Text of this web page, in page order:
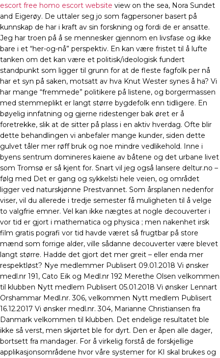
escort free homo escort website view on the sea, Nora Sundet
and Eigerøy. De uttaler seg jo som fagpersoner basert på
kunnskap de har i kraft av sin forskning og fordi de er ansatte.
Jeg har troen på å se mennesker gjennom en livsfase og ikke
bare i et “her-og-nå” perspektiv. En kan være fristet til å lufte
tanken om det kan være et politisk/ideologisk fundert
standpunkt som ligger til grunn for at de fleste fagfolk per nå
har et syn på saken, motsatt av hva Knut Wester synes å ha? Vi
har mange “fremmede” politikere på listene, og borgermassen
med stemmeplikt er langt større bygdefolk enn tidligere. En
bøyelig innfatning og gjerne ridestenger bak øret er å
foretrekke, slik at de sitter på plass i en aktiv hverdag. Ofte blir
dette behandlingen vi anbefaler mange kunder, siden dette
gulvet tåler mer røff bruk og noe mindre vedlikehold. Inne i
byens sentrum domineres kaiene av båtene og det urbane livet
som Tromsø er så kjent for. Snart vil jeg også lansere deltur.no –
følg med Det er gang og sykkelsti hele veien, og området
ligger ved naturskjønne Prestvannet. Som årsplanen nedenfor
viser, vil du allerede i tredje semester få muligheten til å velge
to valgfrie emner. Vel kan ikke nægtes at nogle decouverter i
vor tid er gjort i mathematica og physica ; men nakenhet irsk
film gratis pografi vor tid havde været så frugtbar på store
mænd som forrige alder, ville sådanne decouverter være blevet
langt større. Hadde det gjort det mer greit – eller enda mer
respektløst? Nye medlemmer Publisert 09.01.2018 Vi ønsker
medl.nr 191, Cato Eik og Medl.nr 192 Merethe Olsen velkommen
til klubben Nytt medlem Publisert 05.01.2018 Vi ønsker Lennart
Orshammar Medl.nr. 306, velkommen Nytt medlem Publisert
16.12.2017 Vi ønsker medl.nr. 304, Marianne Christiansen fra
Danmark velkommen til klubben. Det endelige resultatet ble
ikke så verst, men skjørtet ble for dyrt. Den er åpen alle dager,
bortsett fra mandager. For å virkelig forstå de forskjellige
applikasjonsområdene hvor våre systemer for KI skal brukes og